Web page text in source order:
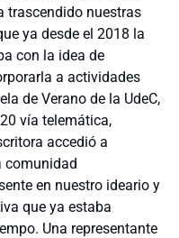
trascendido nuestras
ya desde el 2018 la
con la idea de
a actividades
de Verano de la UdeC,
vía telemática,
accedió a
comunidad
en nuestro ideario y
que ya estaba
Una representante